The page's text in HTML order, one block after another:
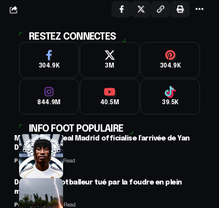
RESTEZ CONNECTES
304.9K 3M 304.9K
844.9M 40.5M 39.5K
INFO FOOT POPULAIRE
Mercato : Le Real Madrid officialise l’arrivée de Yan
Diomandé
Panafrofoot1 Min Read
Drame : un footballeur tué par la foudre en plein
match
Panafrofoot2 Min Read